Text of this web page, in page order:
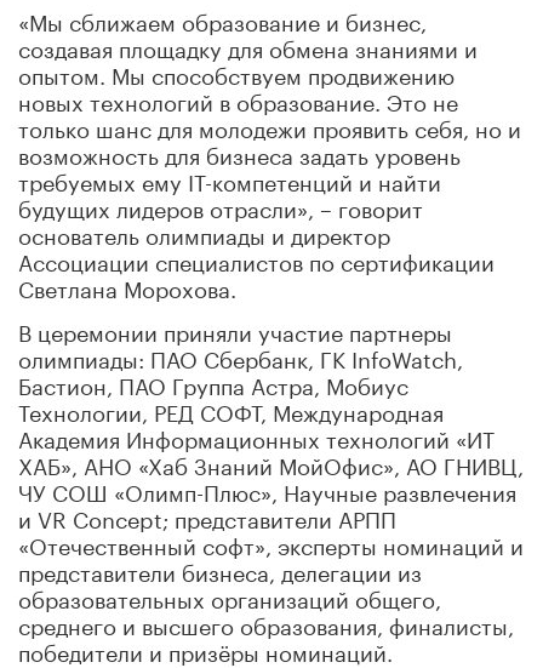
«Мы сближаем образование и бизнес,
создавая площадку для обмена знаниями и
опытом. Мы способствуем продвижению
новых технологий в образование. Это не
только шанс для молодежи проявить себя, но и
возможность для бизнеса задать уровень
требуемых ему IT-компетенций и найти
будущих лидеров отрасли», – говорит
основатель олимпиады и директор
Ассоциации специалистов по сертификации
Светлана Морохова.
В церемонии приняли участие партнеры
олимпиады: ПАО Сбербанк, ГК InfoWatch,
Бастион, ПАО Группа Астра, Мобиус
Технологии, РЕД СОФТ, Международная
Академия Информационных технологий «ИТ
ХАБ», АНО «Хаб Знаний МойОфис», АО ГНИВЦ,
ЧУ СОШ «Олимп-Плюс», Научные развлечения
и VR Concept; представители АРПП
«Отечественный софт», эксперты номинаций и
представители бизнеса, делегации из
образовательных организаций общего,
среднего и высшего образования, финалисты,
победители и призёры номинаций.